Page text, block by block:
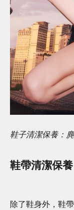
鞋子清潔保養：
鞋帶清潔保養
除了鞋身外，鞋